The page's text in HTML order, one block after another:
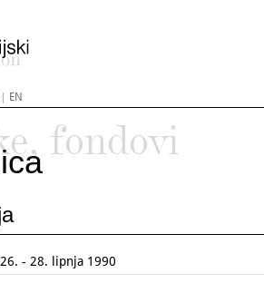
EN
fondovi
26. - 28. lipnja 1990